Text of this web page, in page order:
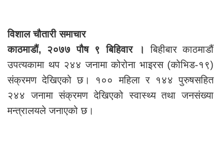
विशाल चौतारी समाचार
काठमाडौं, २०७७ पौष ९ बिहिवार ।बिहीबार काठमाडौं
उपत्यकामा थप २४४ जनामा कोरोना भाइरस (कोभिड-१९)
संक्रमण देखिएको छ। १०० महिला र १४४ पुरुषसहित
२४४ जनामा संक्रमण देखिएको स्वास्थ्य तथा जनसंख्या
मन्त्रालयले जनाएको छ।